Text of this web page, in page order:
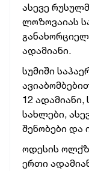
ასევე
ლოზოვაიას
ადამიანი.
სუმიში
12
სახლები,
შენობები და
ოდესის
ერთი